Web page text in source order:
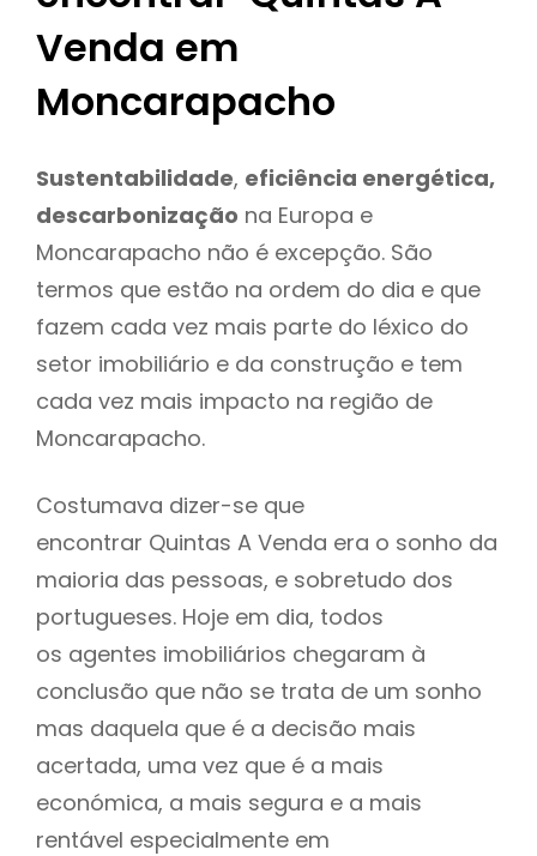
Venda em
Moncarapacho
Sustentabilidade, eficiência energética,
descarbonização na Europa e
Moncarapacho não é excepção. São
termos que estão na ordem do dia e que
fazem cada vez mais parte do léxico do
setor imobiliário e da construção e tem
cada vez mais impacto na região de
Moncarapacho.
Costumava dizer-se que
encontrar Quintas A Venda era o sonho da
maioria das pessoas, e sobretudo dos
portugueses. Hoje em dia, todos
os agentes imobiliários chegaram à
conclusão que não se trata de um sonho
mas daquela que é a decisão mais
acertada, uma vez que é a mais
económica, a mais segura e a mais
rentável especialmente em